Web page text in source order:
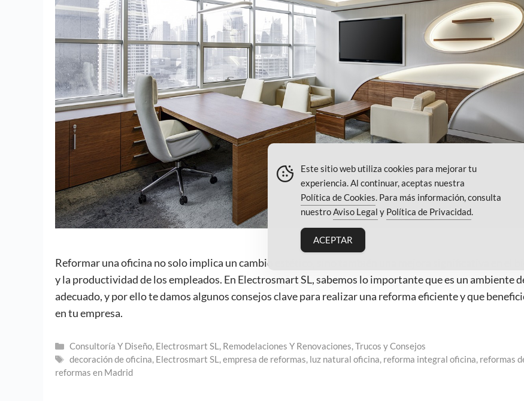
Reformar una oficina no solo implica un cambio estético, sino también una mejora significativa en el
y la productividad de los empleados. En Electrosmart SL, sabemos lo importante que es un ambiente
adecuado, y por ello te damos algunos consejos clave para realizar una reforma eficiente y que
en tu empresa.
Categorías
Consultoría Y Diseño, Electrosmart SL, Remodelaciones Y Renovaciones,Trucos y Consejos
Etiquetas
decoración de oficina, Electrosmart SL,empresa de reformas, luz natural oficina, reforma integral oficina, reformas
reformas en Madrid
Este sitio web utiliza cookies para mejorar tu
experiencia. Al continuar, aceptas nuestra
Política de Cookies . Para más información, consulta
nuestro Aviso Legal y Política de Privacidad
ACEPTAR